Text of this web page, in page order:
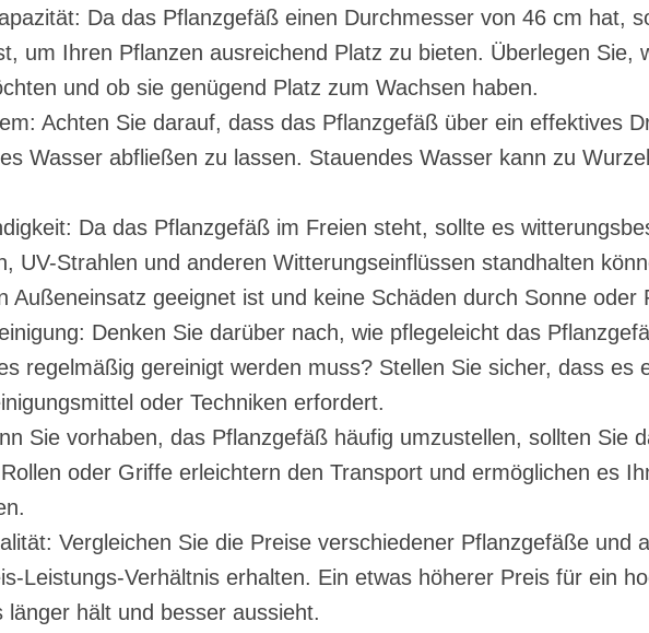
Da das Pflanzgefäß einen Durchmesser von 46 cm hat,
um Ihren Pflanzen ausreichend Platz zu bieten. Überlegen Sie,
und ob sie genügend Platz zum Wachsen haben.
Achten Sie darauf, dass das Pflanzgefäß über ein effektives
Wasser abfließen zu lassen. Stauendes Wasser kann zu
Da das Pflanzgefäß im Freien steht, sollte es
UV-Strahlen und anderen Witterungseinflüssen standhalten
Außeneinsatz geeignet ist und keine Schäden durch Sonne oder
Denken Sie darüber nach, wie pflegeleicht das
regelmäßig gereinigt werden muss? Stellen Sie sicher, dass es
oder Techniken erfordert.
Sie vorhaben, das Pflanzgefäß häufig umzustellen, sollten Sie
oder Griffe erleichtern den Transport und ermöglichen es
Vergleichen Sie die Preise verschiedener Pflanzgefäße und
Leistungs-Verhältnis erhalten. Ein etwas höherer Preis für ein
länger hält und besser aussieht.